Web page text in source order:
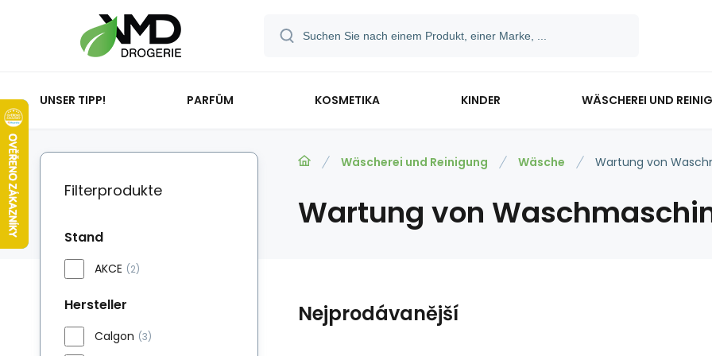
UNSER TIPP! PARFÜM KOSMETIKA KINDER WÄSCHEREI UND
Wäscherei und Reinigung Wäsche Wartung von
Wartung von
Nejprodávanější
Filterprodukte
Stand
AKCE (2)
Hersteller
Calgon (3)